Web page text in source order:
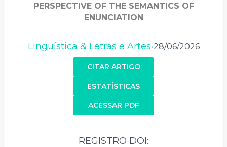
PERSPECTIVE OF THE SEMANTICS OF
ENUNCIATION
Linguística & Letras e Artes•28/06/2026
CITAR ARTIGO
ACESSAR PDF
ESTATÍSTICAS
REGISTRO DOI: